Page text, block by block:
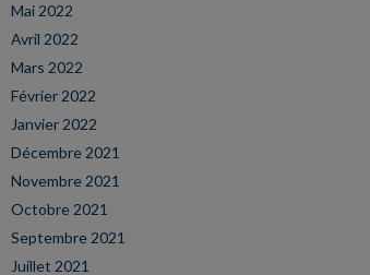
Mai 2022
Avril 2022
Mars 2022
Février 2022
Janvier 2022
Décembre 2021
Novembre 2021
Octobre 2021
Septembre 2021
Juillet 2021